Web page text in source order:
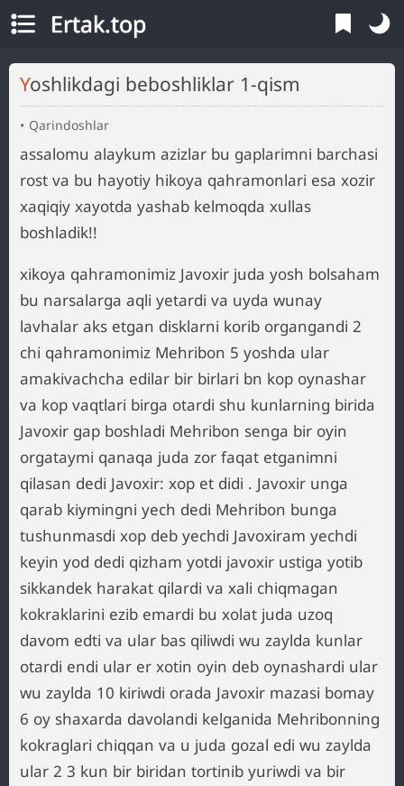
Ertak.top
Yoshlikdagi beboshliklar 1-qism
Qarindoshlar
assalomu alaykum azizlar bu gaplarimni barchasi
rost va bu hayotiy hikoya qahramonlari esa xozir
xaqiqiy xayotda yashab kelmoqda xullas
boshladik!!
xikoya qahramonimiz Javoxir juda yosh bolsaham
bu narsalarga aqli yetardi va uyda wunay
lavhalar aks etgan disklarni korib organgandi 2
chi qahramonimiz Mehribon 5 yoshda ular
amakivachcha edilar bir birlari bn kop oynashar
va kop vaqtlari birga otardi shu kunlarning birida
Javoxir gap boshladi Mehribon senga bir oyin
orgataymi qanaqa juda zor faqat etganimni
qilasan dedi Javoxir: xop et didi . Javoxir unga
qarab kiymingni yech dedi Mehribon bunga
tushunmasdi xop deb yechdi Javoxiram yechdi
keyin yod dedi qizham yotdi javoxir ustiga yotib
sikkandek harakat qilardi va xali chiqmagan
kokraklarini ezib emardi bu xolat juda uzoq
davom edti va ular bas qiliwdi wu zaylda kunlar
otardi endi ular er xotin oyin deb oynashardi ular
wu zaylda 10 kiriwdi orada Javoxir mazasi bomay
6 oy shaxarda davolandi kelganida Mehribonning
kokraglari chiqqan va u juda gozal edi wu zaylda
ular 2 3 kun bir biridan tortinib yuriwdi va bir